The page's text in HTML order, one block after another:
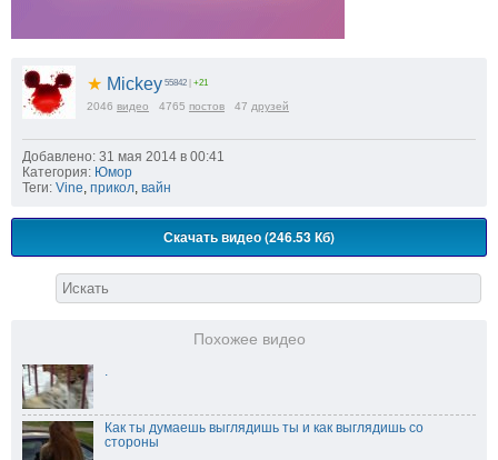
★ Mickey 55842 +21
2046 видео 4765 постов 47 друзей
Добавлено: 31 мая 2014 в 00:41
Категория: Юмор
Теги: Vine, прикол, вайн
Скачать видео (246.53 Кб)
Похожее видео
.
Как ты думаешь выглядишь ты и как выглядишь со
стороны